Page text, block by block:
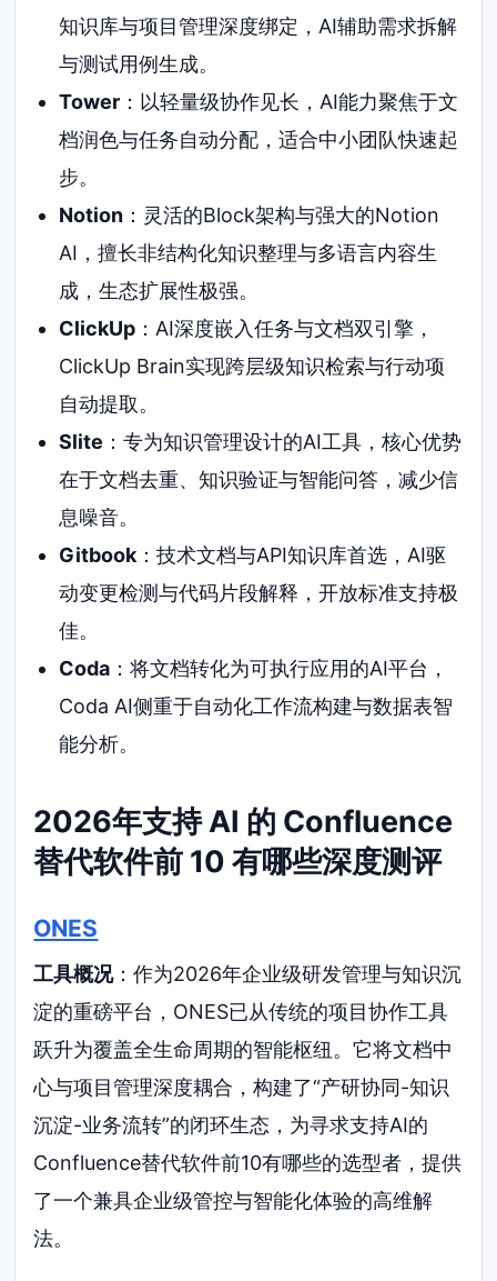
知识库与项目管理深度绑定，AI辅助需求拆解
与测试用例生成。
Tower：以轻量级协作见长，AI能力聚焦于文
档润色与任务自动分配，适合中小团队快速起
步。
Notion：灵活的Block架构与强大的Notion
AI，擅长非结构化知识整理与多语言内容生
成，生态扩展性极强。
ClickUp：AI深度嵌入任务与文档双引擎，
ClickUp Brain实现跨层级知识检索与行动项
自动提取。
Slite ：专为知识管理设计的AI工具，核心优势
在于文档去重、知识验证与智能问答，减少信
息噪音。
Gitbook：技术文档与API知识库首选，AI驱
动变更检测与代码片段解释，开放标准支持极
佳。
Coda：将文档转化为可执行应用的AI平台，
Coda AI侧重于自动化工作流构建与数据表智
能分析。
2026年支持 AI 的 Confluence
替代软件前 10 有哪些深度测评
ONES
工具概况：作为2026年企业级研发管理与知识沉
淀的重磅平台，ONES已从传统的项目协作工具
跃升为覆盖全生命周期的智能枢纽。它将文档中
心与项目管理深度耦合，构建了“产研协同-知识
沉淀-业务流转”的闭环生态，为寻求支持AI的
Confluence替代软件前10有哪些的选型者，提供
了一个兼具企业级管控与智能化体验的高维解
法。